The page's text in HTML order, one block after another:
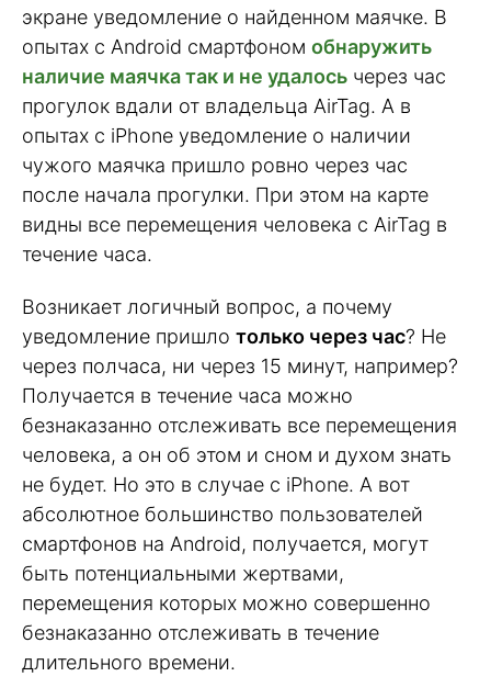
экране уведомление о найденном маячке. В
опытах с Android смартфоном обнаружить
наличие маячка так и не удалось через час
прогулок вдали от владельца AirTag. А в
опытах с iPhone уведомление о наличии
чужого маячка пришло ровно через час
после начала прогулки. При этом на карте
видны все перемещения человека с AirTag в
течение часа.
Возникает логичный вопрос, а почему
уведомление пришло только через час? Не
через полчаса, ни через 15 минут, например?
Получается в течение часа можно
безнаказанно отслеживать все перемещения
человека, а он об этом и сном и духом знать
не будет. Но это в случае с iPhone. А вот
абсолютное большинство пользователей
смартфонов на Android, получается, могут
быть потенциальными жертвами,
перемещения которых можно совершенно
безнаказанно отслеживать в течение
длительного времени.